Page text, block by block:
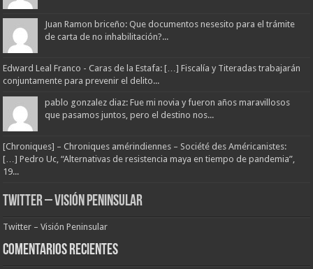
Juan Ramon briceño: Que documentos nesesito para el trámite
de carta de no inhabilitación?...
Edward Leal Franco - Caras de la Estafa: […] Fiscalía y Titeradas trabajarán
conjuntamente para prevenir el delito...
pablo gonzalez diaz: Fue mi novia y fueron años maravillosos
que pasamos juntos, pero el destino nos...
[Chroniques] – Chroniques amérindiennes – Société des Américanistes:
[…] Pedro Uc, “Alternativas de resistencia maya en tiempo de pandemia”,
19...
Twitter – Visión Peninsular
Twitter – Visión Peninsular
Comentarios Recientes